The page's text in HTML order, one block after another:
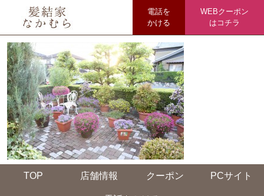
電話を
かける
WEBクーポン
はコチラ
TOP 店舗情報 クーポン PCサイト